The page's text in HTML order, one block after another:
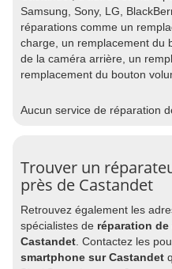
Samsung, Sony, LG,
réparations comme un
charge, un remplacement du
de la caméra arrière, un
remplacement du bouton
Aucun service de réparation
Trouver un
près de Castandet
Retrouvez également les
spécialistes de réparation
Castandet . Contactez les
smartphone sur Castandet